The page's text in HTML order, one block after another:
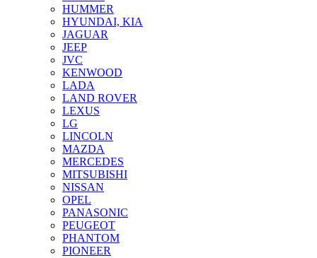
HUMMER
HYUNDAI, KIA
JAGUAR
JEEP
JVC
KENWOOD
LADA
LAND ROVER
LEXUS
LG
LINCOLN
MAZDA
MERCEDES
MITSUBISHI
NISSAN
OPEL
PANASONIC
PEUGEOT
PHANTOM
PIONEER